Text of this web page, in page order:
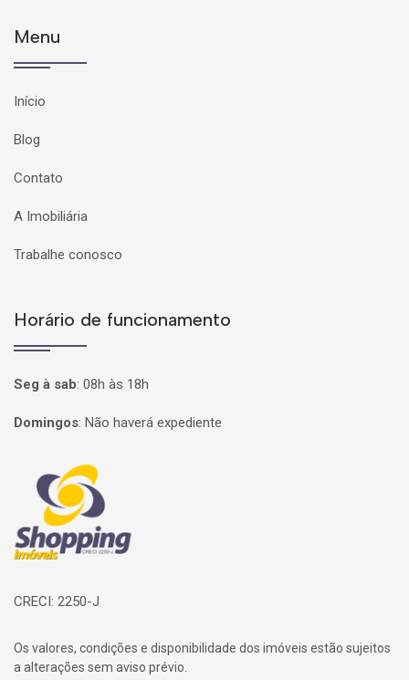
Menu
Início
Blog
Contato
A Imobiliária
Trabalhe conosco
Horário de funcionamento
Seg à sab: 08h às 18h
Domingos: Não haverá expediente
Página inicial
CRECI: 2250-J
Os valores, condições e disponibilidade dos imóveis estão sujeitos
a alterações sem aviso prévio.